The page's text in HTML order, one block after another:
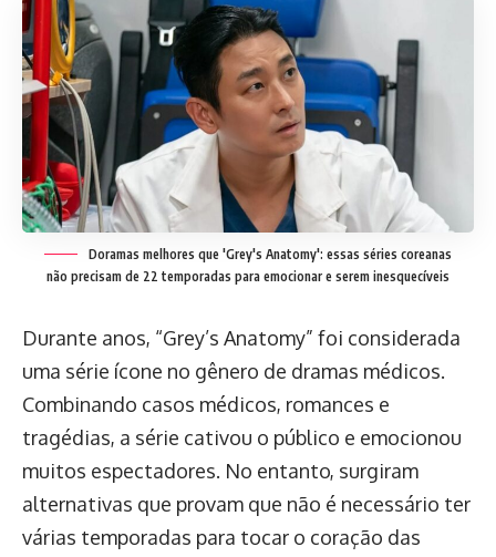
Doramas melhores que 'Grey's Anatomy': essas séries coreanas
não precisam de 22 temporadas para emocionar e serem inesquecíveis
Durante anos, “Grey’s Anatomy” foi considerada
uma série ícone no gênero de dramas médicos.
Combinando casos médicos, romances e
tragédias, a série cativou o público e emocionou
muitos espectadores. No entanto, surgiram
alternativas que provam que não é necessário ter
várias temporadas para tocar o coração das